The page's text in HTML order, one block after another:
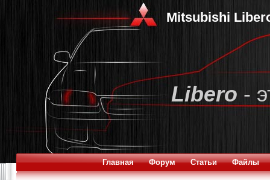
Mitsubishi
Libero -
Главная Форум Статьи Файлы